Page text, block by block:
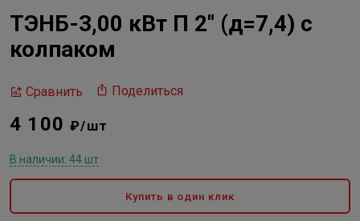
ТЭНБ-3,00 кВт П 2" (д=7,4) с
колпаком
Сравнить Поделиться
4 100₽/шт
В наличии: 44 шт
Купить в один клик